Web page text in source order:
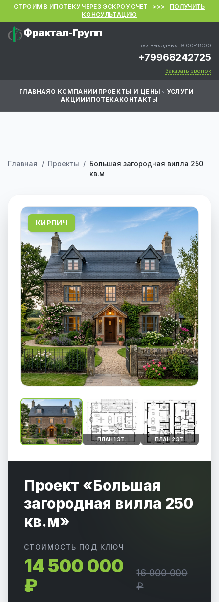
СТРОИМ В ИПОТЕКУ ЧЕРЕЗ ЭСКРОУ СЧЕТ >>> ПОЛУЧИТЬ
КОНСУЛЬТАЦИЮ
Фрактал-Групп
Без выходных: 9:00-18:00
+79968242725
Заказать звонок
ГЛАВНАЯ О КОМПАНИИ ПРОЕКТЫ И ЦЕНЫ
УСЛУГИ
АКЦИИИПОТЕКАКОНТАКТЫ
Главная / Проекты / Большая загородная вилла 250
кв.м
КИРПИЧ
ПЛАН 1 ЭТ. ПЛАН 2 ЭТ.
Проект «Большая
загородная вилла 250
кв.м»
СТОИМОСТЬ ПОД КЛЮЧ
14 500 000
₽
16 000 000
₽